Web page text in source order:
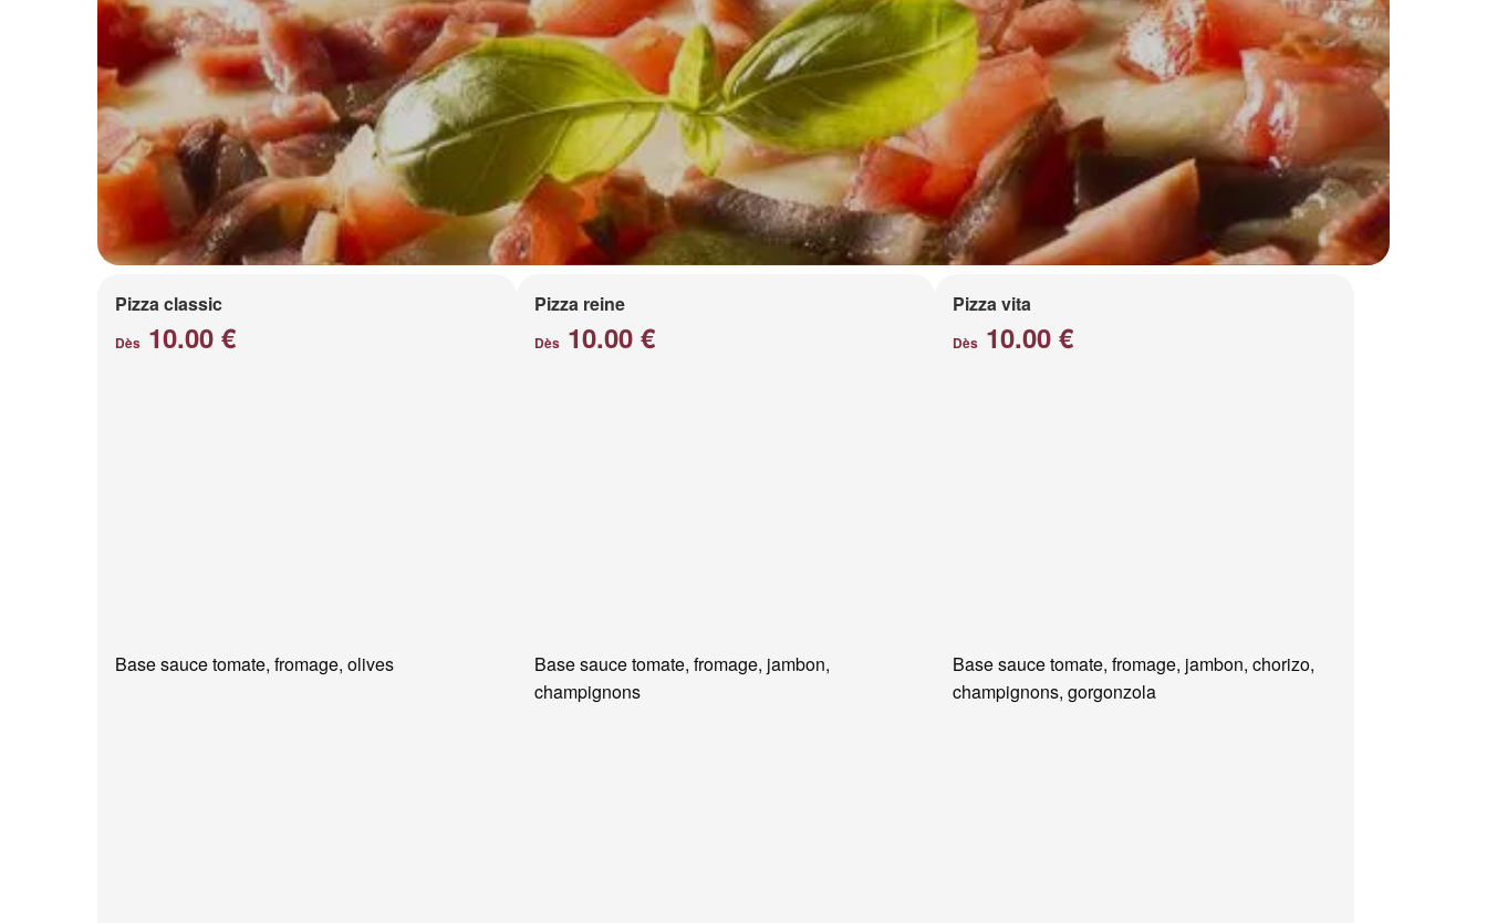
Pizza classic
Dès 10.00 €
Base sauce tomate, fromage, olives
Pizza reine
Dès10.00 €
Base sauce tomate, fromage, jambon,
champignons
Pizza vita
Dès 10.00 €
Base sauce tomate, fromage, jambon, chorizo,
champignons, gorgonzola